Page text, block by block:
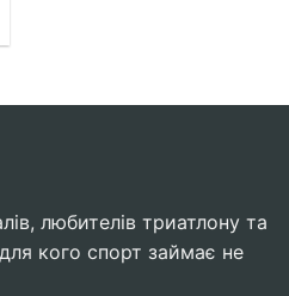
любителів триатлону та
кого спорт займає не